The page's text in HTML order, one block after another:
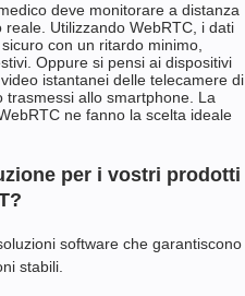
deve monitorare a distanza
Utilizzando WebRTC, i dati
con un ritardo minimo,
Oppure si pensi ai dispositivi
istantanei delle telecamere di
allo smartphone. La
ne fanno la scelta ideale
per i vostri prodotti
software che garantiscono
stabili.